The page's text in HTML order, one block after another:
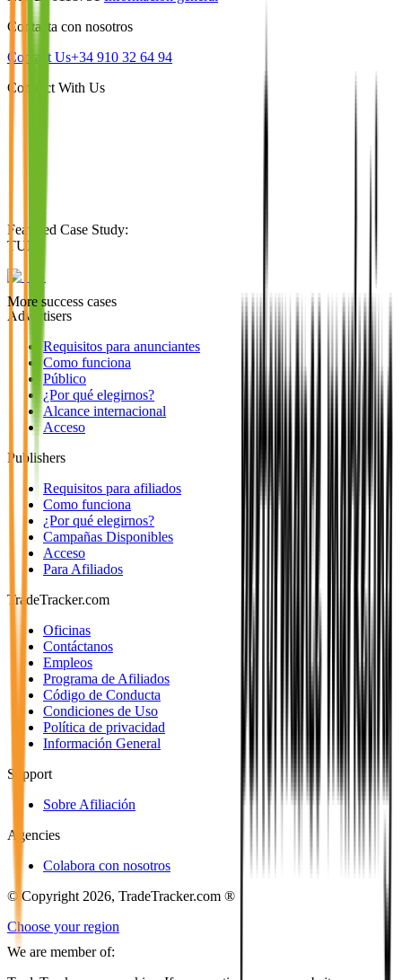
Contacta con nosotros
Contact Us+34 910 32 64 94
Connect With Us
Featured Case Study:
TUI
More success cases
Advertisers
Requisitos para anunciantes
Como funciona
Público
¿Por qué elegirnos?
Alcance internacional
Acceso
Publishers
Requisitos para afiliados
Como funciona
¿Por qué elegirnos?
Campañas Disponibles
Acceso
Para Afiliados
TradeTracker.com
Oficinas
Contáctanos
Empleos
Programa de Afiliados
Código de Conducta
Condiciones de Uso
Política de privacidad
Información General
Support
Sobre Afiliación
Agencies
Colabora con nosotros
© Copyright 2026, TradeTracker.com ®
Choose your region
We are member of: